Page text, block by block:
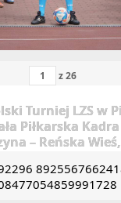
z26
Turniej LZS w
Piłkarska
– Reńska